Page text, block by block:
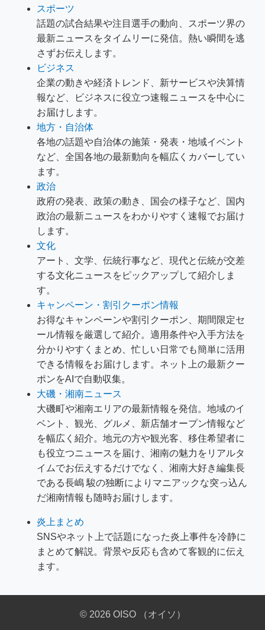
スポーツ
話題の試合結果や注目選手の動向、スポーツ界の
最新ニュースをタイムリーに発信。熱い瞬間を逃
さずお伝えします。
ビジネス
企業の動きや経済トレンド、新サービスや決算情
報など、ビジネスに役立つ速報ニュースを中心に
お届けします。
地方・自治体
各地の話題や自治体の施策・発表・地域イベント
など、全国各地の最新動向を幅広くカバーしてい
ます。
政治
政府の発表、政策の動き、国会の様子など、国内
政治の最新ニュースをわかりやすく速報でお届け
します。
文化
アート、文学、伝統行事など、現代と伝統が交差
する文化ニュースをピックアップして紹介しま
す。
キャンペーン・割引クーポン情報
お得なキャンペーンや割引クーポン、期間限定セ
ール情報を厳選して紹介。適用条件や入手方法を
分かりやすくまとめ、忙しい日常でも簡単に活用
できる情報をお届けします。ネット上の最新クー
ポンをAIで自動収集。
大磯・湘南ニュース
大磯町や湘南エリアの最新情報を発信。地域のイ
ベント、観光、グルメ、新店舗オープン情報など
を幅広く紹介。地元の方や観光客、移住希望者に
も役立つニュースを届け、湘南の魅力をリアルタ
イムでお伝えするだけでなく、湘南大好き編集長
である長嶋 駿の独断によりマニアックな突っ込ん
だ湘南情報も随時お届けします。
炎上まとめ
SNSやネット上で話題になった炎上事件を冷静に
まとめて解説。背景や反応も含めて客観的に伝え
ます。
© 2026 OISO （オイソ）